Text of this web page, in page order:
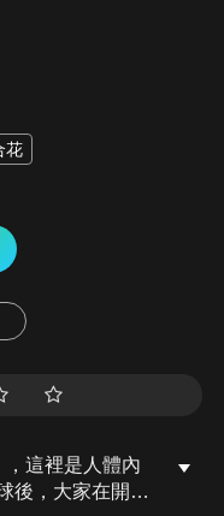
花
這裡是人體內
後，大家在開朗